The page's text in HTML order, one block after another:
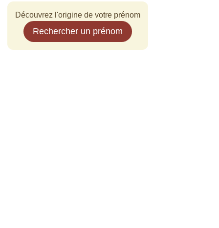
Découvrez l'origine de votre prénom
Rechercher un prénom